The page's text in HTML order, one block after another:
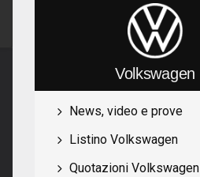
Volkswagen
News, video e prove
Listino Volkswagen
Quotazioni Volkswagen